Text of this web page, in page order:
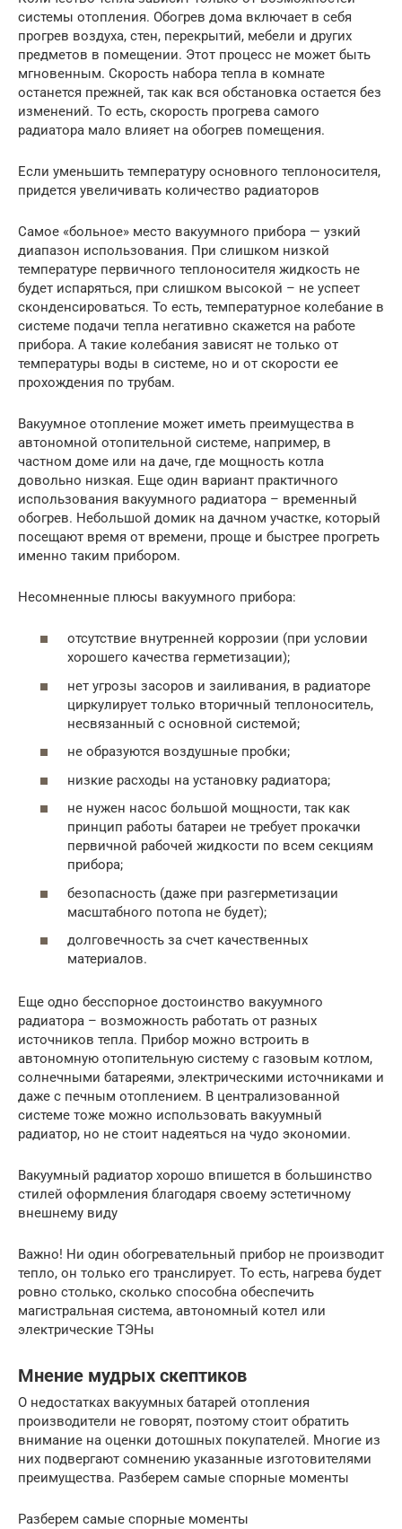
системы отопления. Обогрев дома включает в себя
прогрев воздуха, стен, перекрытий, мебели и других
предметов в помещении. Этот процесс не может быть
мгновенным. Скорость набора тепла в комнате
останется прежней, так как вся обстановка остается без
изменений. То есть, скорость прогрева самого
радиатора мало влияет на обогрев помещения.
Если уменьшить температуру основного теплоносителя,
придется увеличивать количество радиаторов
Самое «больное» место вакуумного прибора — узкий
диапазон использования. При слишком низкой
температуре первичного теплоносителя жидкость не
будет испаряться, при слишком высокой – не успеет
сконденсироваться. То есть, температурное колебание в
системе подачи тепла негативно скажется на работе
прибора. А такие колебания зависят не только от
температуры воды в системе, но и от скорости ее
прохождения по трубам.
Вакуумное отопление может иметь преимущества в
автономной отопительной системе, например, в
частном доме или на даче, где мощность котла
довольно низкая. Еще один вариант практичного
использования вакуумного радиатора – временный
обогрев. Небольшой домик на дачном участке, который
посещают время от времени, проще и быстрее прогреть
именно таким прибором.
Несомненные плюсы вакуумного прибора:
отсутствие внутренней коррозии (при условии
хорошего качества герметизации);
нет угрозы засоров и заиливания, в радиаторе
циркулирует только вторичный теплоноситель,
несвязанный с основной системой;
не образуются воздушные пробки;
низкие расходы на установку радиатора;
не нужен насос большой мощности, так как
принцип работы батареи не требует прокачки
первичной рабочей жидкости по всем секциям
прибора;
безопасность (даже при разгерметизации
масштабного потопа не будет);
долговечность за счет качественных
материалов.
Еще одно бесспорное достоинство вакуумного
радиатора – возможность работать от разных
источников тепла. Прибор можно встроить в
автономную отопительную систему с газовым котлом,
солнечными батареями, электрическими источниками и
даже с печным отоплением. В централизованной
системе тоже можно использовать вакуумный
радиатор, но не стоит надеяться на чудо экономии.
Вакуумный радиатор хорошо впишется в большинство
стилей оформления благодаря своему эстетичному
внешнему виду
Важно! Ни один обогревательный прибор не производит
тепло, он только его транслирует. То есть, нагрева будет
ровно столько, сколько способна обеспечить
магистральная система, автономный котел или
электрические ТЭНы
Мнение мудрых скептиков
О недостатках вакуумных батарей отопления
производители не говорят, поэтому стоит обратить
внимание на оценки дотошных покупателей. Многие из
них подвергают сомнению указанные изготовителями
преимущества. Разберем самые спорные моменты
Разберем самые спорные моменты